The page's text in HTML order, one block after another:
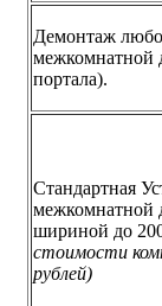
Демонтаж
межкомнатной
портала).
Стандартная
межкомнатной
шириной до
стоимости
рублей)